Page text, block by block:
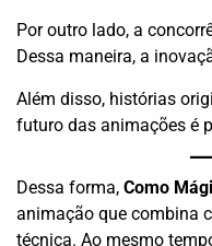
Por outro lado, a
Dessa maneira, a
Além disso, histórias
futuro das animações é
Dessa forma, Como
animação que combina
técnica. Ao mesmo